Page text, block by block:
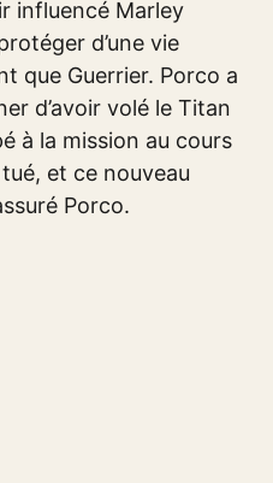
influencé Marley
d’une vie
que Guerrier. Porco a
d’avoir volé le Titan
à la mission au cours
et ce nouveau
Porco.